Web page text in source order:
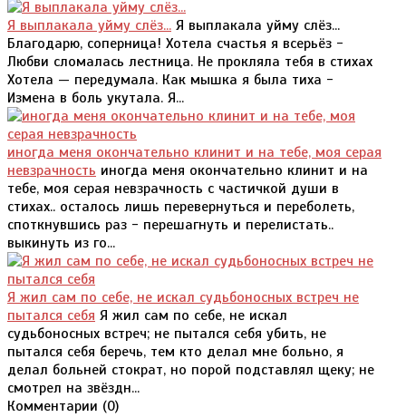
Я выплакала уйму слёз... Я выплакала уйму слёз...
Благодарю, соперница! Хотела счастья я всерьёз -
Любви сломалась лестница. Не прокляла тебя в стихах
Хотела — передумала. Как мышка я была тиха -
Измена в боль укутала. Я...
иногда меня окончательно клинит и на тебе, моя серая
невзрачность иногда меня окончательно клинит и на
тебе, моя серая невзрачность с частичкой души в
стихах.. осталось лишь перевернуться и переболеть,
споткнувшись раз - перешагнуть и перелистать..
выкинуть из го...
Я жил сам по себе, не искал судьбоносных встреч не
пытался себя Я жил сам по себе, не искал
судьбоносных встреч; не пытался себя убить, не
пытался себя беречь, тем кто делал мне больно, я
делал больней стократ, но порой подставлял щеку; не
смотрел на звёздн...
Комментарии (0)